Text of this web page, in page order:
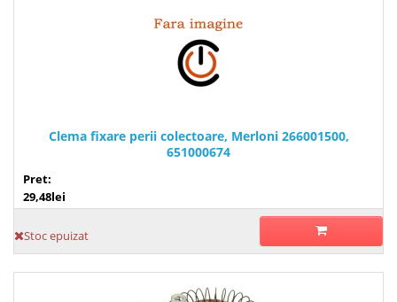
Clema fixare perii colectoare, Merloni 266001500,
651000674
Pret:
29,48lei
Stoc epuizat